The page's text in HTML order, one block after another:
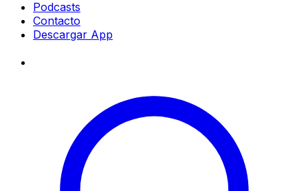
Podcasts
Contacto
Descargar App